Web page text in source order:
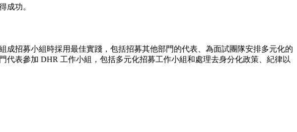
成功。
招募小組時採用最佳實踐，包括招募其他部門的代表、為面試團隊安排多元化的
表參加 DHR 工作小組，包括多元化招募工作小組和處理去身分化政策、紀律以